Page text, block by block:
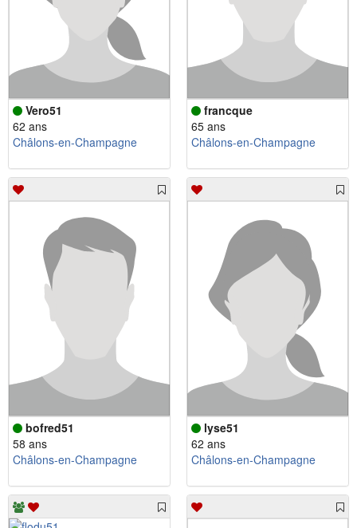
Vero51
62 ans
Châlons-en-Champagne
francque
65 ans
Châlons-en-Champagne
bofred51
58 ans
Châlons-en-Champagne
lyse51
62 ans
Châlons-en-Champagne